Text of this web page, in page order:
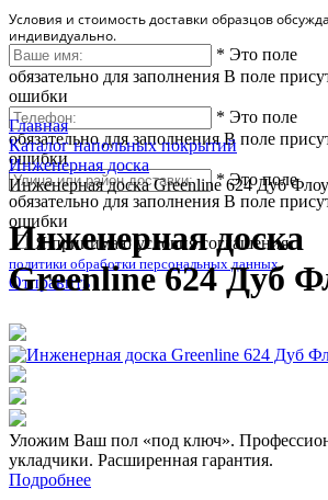
Условия и стоимость доставки образцов
индивидуально.
* Это поле
обязательно для заполнения В поле
ошибки
* Это поле
обязательно для заполнения В поле
ошибки
* Это поле
обязательно для заполнения В поле
ошибки
Я принимаю условия соглашения
политики обработки персональных данных
Отправить
Главная
Каталог напольных покрытий
Инженерная доска
Инженерная доска Greenline 624 Дуб Флоу
Инженерная доска
Greenline 624 Дуб
Уложим Ваш пол «под ключ».
укладчики. Расширенная гарантия.
Подробнее